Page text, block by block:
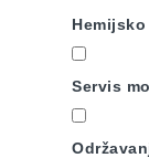
Servis